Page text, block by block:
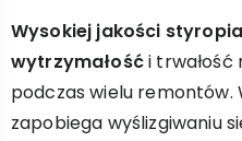
Wysokiej jakości
wytrzymałośći trwałość
podczas wielu remontów.
zapobiega wyślizgiwaniu